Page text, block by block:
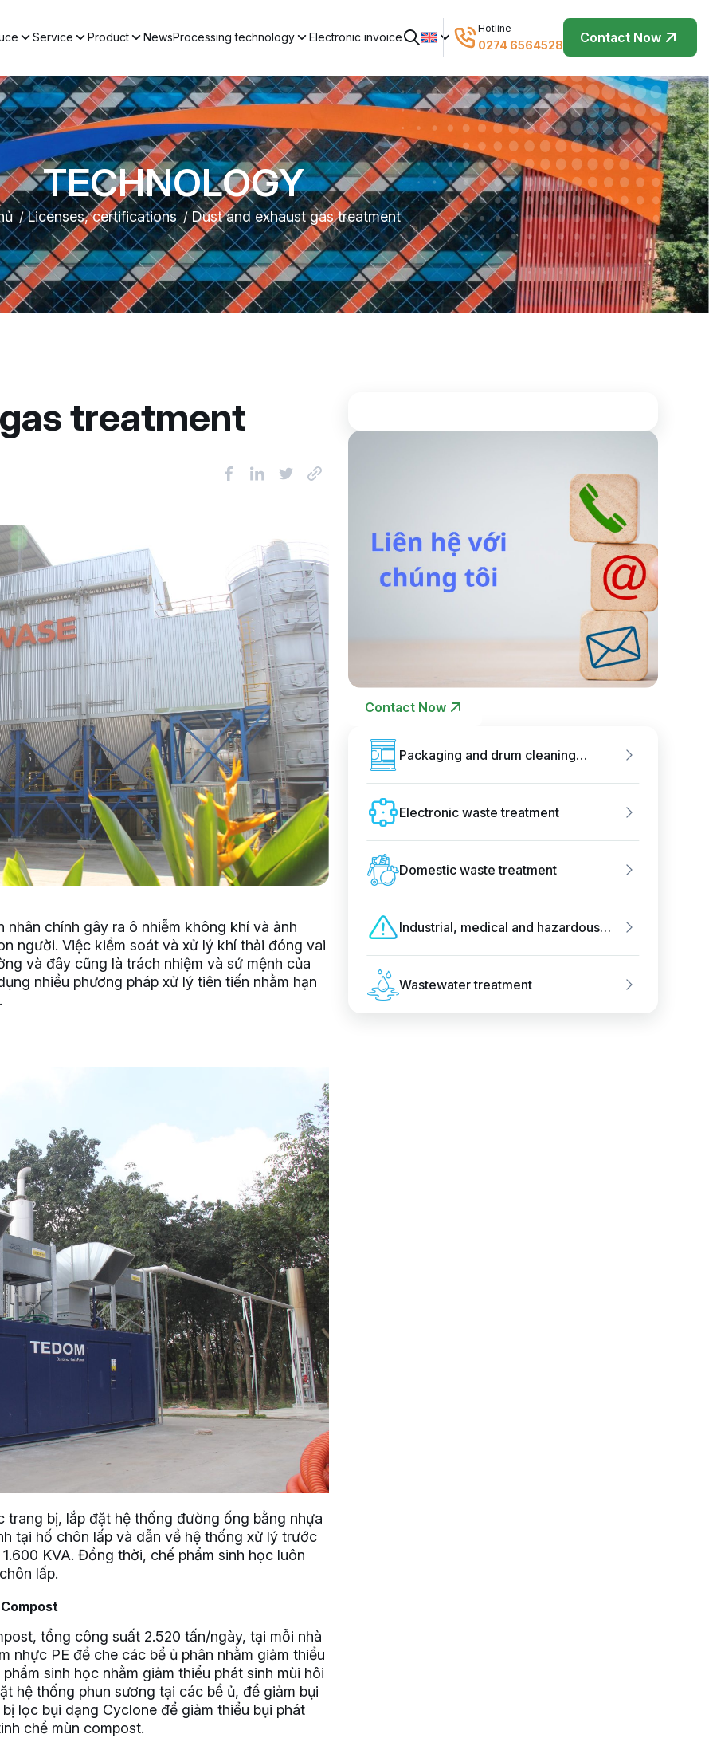
Service Product NewsProcessing technology Electronic invoice
Hotline
0274 6564528 Contact Now
TECHNOLOGY
Licenses, certifications Dust and exhaust gas treatment
treatment
chính gây ra ô nhiễm không khí và ảnh
người. Việc kiểm soát và xử lý khí thải đóng vai
và đây cũng là trách nhiệm và sứ mệnh của
nhiều phương pháp xử lý tiên tiến nhằm hạn
trang bị, lắp đặt hệ thống đường ống bằng nhựa
tại hố chôn lấp và dẫn về hệ thống xử lý trước
KVA. Đồng thời, chế phẩm sinh học luôn
lấp.
tổng công suất 2.520 tấn/ngày, tại mỗi nhà
nhực PE để che các bể ủ phân nhằm giảm thiểu
sinh học nhằm giảm thiểu phát sinh mùi hôi
hệ thống phun sương tại các bể ủ, để giảm bụi
lọc bụi dạng Cyclone để giảm thiểu bụi phát
chề mùn compost.
Contact Now
Packaging and drum cleaning
Electronic waste treatment
Domestic waste treatment
Industrial, medical and hazardous
Wastewater treatment